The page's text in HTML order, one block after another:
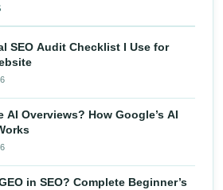
SEO Audit Checklist I Use for
AI Overviews? How Google’s AI
in SEO? Complete Beginner’s